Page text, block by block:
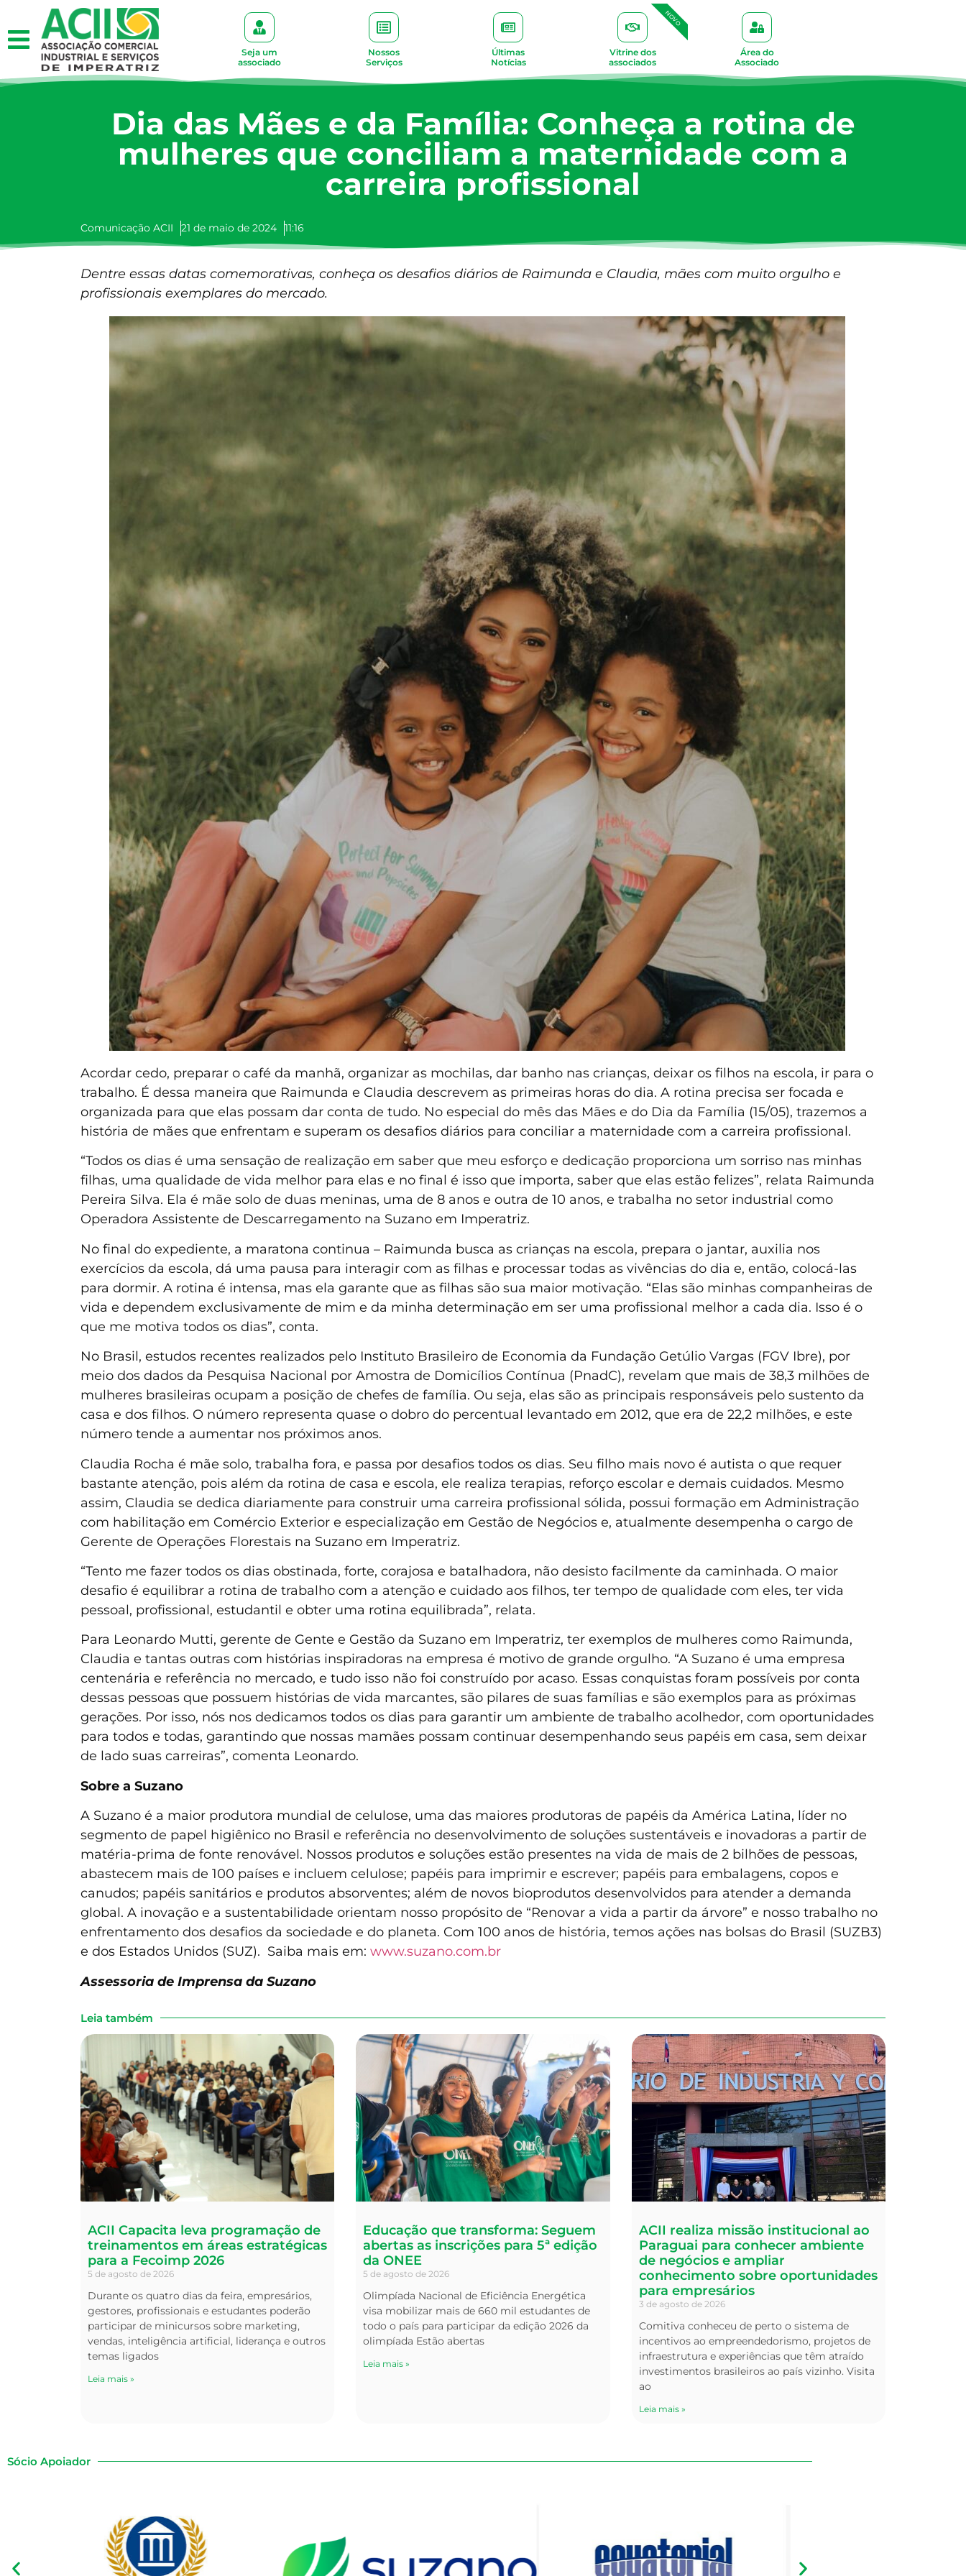
Seja um
associado
Nossos
Serviços
Últimas
Notícias
Vitrine dos
associados
NOVO
Área do
Associado
Dia das Mães e da Família: Conheça a rotina de
mulheres que conciliam a maternidade com a
carreira profissional
Comunicação ACII 21 de maio de 2024 11:16
Dentre essas datas comemorativas, conheça os desafios diários de Raimunda e Claudia, mães com muito orgulho e
profissionais exemplares do mercado.
Acordar cedo, preparar o café da manhã, organizar as mochilas, dar banho nas crianças, deixar os filhos na escola, ir para o
trabalho. É dessa maneira que Raimunda e Claudia descrevem as primeiras horas do dia. A rotina precisa ser focada e
organizada para que elas possam dar conta de tudo. No especial do mês das Mães e do Dia da Família (15/05), trazemos a
história de mães que enfrentam e superam os desafios diários para conciliar a maternidade com a carreira profissional.
“Todos os dias é uma sensação de realização em saber que meu esforço e dedicação proporciona um sorriso nas minhas
filhas, uma qualidade de vida melhor para elas e no final é isso que importa, saber que elas estão felizes”, relata Raimunda
Pereira Silva. Ela é mãe solo de duas meninas, uma de 8 anos e outra de 10 anos, e trabalha no setor industrial como
Operadora Assistente de Descarregamento na Suzano em Imperatriz.
No final do expediente, a maratona continua – Raimunda busca as crianças na escola, prepara o jantar, auxilia nos
exercícios da escola, dá uma pausa para interagir com as filhas e processar todas as vivências do dia e, então, colocá-las
para dormir. A rotina é intensa, mas ela garante que as filhas são sua maior motivação. “Elas são minhas companheiras de
vida e dependem exclusivamente de mim e da minha determinação em ser uma profissional melhor a cada dia. Isso é o
que me motiva todos os dias”, conta.
No Brasil, estudos recentes realizados pelo Instituto Brasileiro de Economia da Fundação Getúlio Vargas (FGV Ibre), por
meio dos dados da Pesquisa Nacional por Amostra de Domicílios Contínua (PnadC), revelam que mais de 38,3 milhões de
mulheres brasileiras ocupam a posição de chefes de família. Ou seja, elas são as principais responsáveis pelo sustento da
casa e dos filhos. O número representa quase o dobro do percentual levantado em 2012, que era de 22,2 milhões, e este
número tende a aumentar nos próximos anos.
Claudia Rocha é mãe solo, trabalha fora, e passa por desafios todos os dias. Seu filho mais novo é autista o que requer
bastante atenção, pois além da rotina de casa e escola, ele realiza terapias, reforço escolar e demais cuidados. Mesmo
assim, Claudia se dedica diariamente para construir uma carreira profissional sólida, possui formação em Administração
com habilitação em Comércio Exterior e especialização em Gestão de Negócios e, atualmente desempenha o cargo de
Gerente de Operações Florestais na Suzano em Imperatriz.
“Tento me fazer todos os dias obstinada, forte, corajosa e batalhadora, não desisto facilmente da caminhada. O maior
desafio é equilibrar a rotina de trabalho com a atenção e cuidado aos filhos, ter tempo de qualidade com eles, ter vida
pessoal, profissional, estudantil e obter uma rotina equilibrada”, relata.
Para Leonardo Mutti, gerente de Gente e Gestão da Suzano em Imperatriz, ter exemplos de mulheres como Raimunda,
Claudia e tantas outras com histórias inspiradoras na empresa é motivo de grande orgulho. “A Suzano é uma empresa
centenária e referência no mercado, e tudo isso não foi construído por acaso. Essas conquistas foram possíveis por conta
dessas pessoas que possuem histórias de vida marcantes, são pilares de suas famílias e são exemplos para as próximas
gerações. Por isso, nós nos dedicamos todos os dias para garantir um ambiente de trabalho acolhedor, com oportunidades
para todos e todas, garantindo que nossas mamães possam continuar desempenhando seus papéis em casa, sem deixar
de lado suas carreiras”, comenta Leonardo.
Sobre a Suzano
A Suzano é a maior produtora mundial de celulose, uma das maiores produtoras de papéis da América Latina, líder no
segmento de papel higiênico no Brasil e referência no desenvolvimento de soluções sustentáveis e inovadoras a partir de
matéria-prima de fonte renovável. Nossos produtos e soluções estão presentes na vida de mais de 2 bilhões de pessoas,
abastecem mais de 100 países e incluem celulose; papéis para imprimir e escrever; papéis para embalagens, copos e
canudos; papéis sanitários e produtos absorventes; além de novos bioprodutos desenvolvidos para atender a demanda
global. A inovação e a sustentabilidade orientam nosso propósito de “Renovar a vida a partir da árvore” e nosso trabalho no
enfrentamento dos desafios da sociedade e do planeta. Com 100 anos de história, temos ações nas bolsas do Brasil (SUZB3)
e dos Estados Unidos (SUZ). Saiba mais em: www.suzano.com.br
Assessoria de Imprensa da Suzano
Leia também
ACII Capacita leva programação de
treinamentos em áreas estratégicas
para a Fecoimp 2026
5 de agosto de 2026
Durante os quatro dias da feira, empresários,
gestores, profissionais e estudantes poderão
participar de minicursos sobre marketing,
vendas, inteligência artificial, liderança e outros
temas ligados
Leia mais »
Educação que transforma: Seguem
abertas as inscrições para 5ª edição
da ONEE
5 de agosto de 2026
Olimpíada Nacional de Eficiência Energética
visa mobilizar mais de 660 mil estudantes de
todo o país para participar da edição 2026 da
olimpíada Estão abertas
Leia mais »
ACII realiza missão institucional ao
Paraguai para conhecer ambiente
de negócios e ampliar
conhecimento sobre oportunidades
para empresários
3 de agosto de 2026
Comitiva conheceu de perto o sistema de
incentivos ao empreendedorismo, projetos de
infraestrutura e experiências que têm atraído
investimentos brasileiros ao país vizinho. Visita
ao
Leia mais »
Sócio Apoiador